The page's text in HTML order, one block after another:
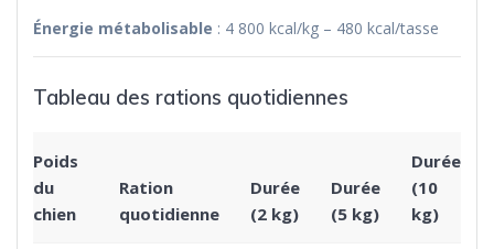
Énergie métabolisable : 4 800 kcal/kg – 480 kcal/tasse
Tableau des rations quotidiennes
Poids
du
chien
Ration
quotidienne
Durée
(2 kg)
Durée
(5 kg)
Durée
(10
kg)